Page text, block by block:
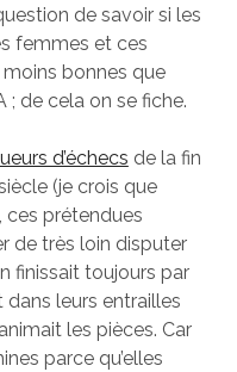
de savoir si les
femmes et ces
bonnes que
; de cela on se fiche.
d’échecs de la fin
(je crois que
ces prétendues
de très loin disputer
finissait toujours par
dans leurs entrailles
les pièces. Car
parce qu’elles